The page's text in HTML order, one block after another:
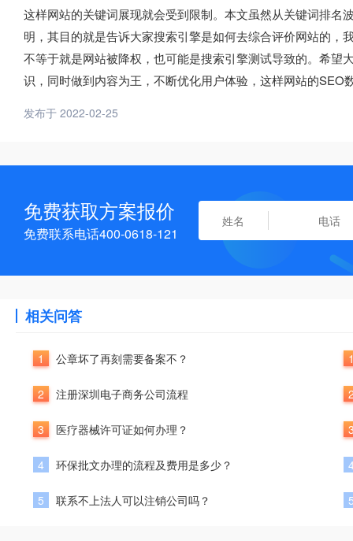
这样网站的关键词展现就会受到限制。本文虽然从关键词排
明，其目的就是告诉大家搜索引擎是如何去综合评价网站的
不等于就是网站被降权，也可能是搜索引擎测试导致的。希望
识，同时做到内容为王，不断优化用户体验，这样网站的SEO
发布于 2022-02-25
免费获取方案报价
免费联系电话400-0618-121
相关问答
1 公章坏了再刻需要备案不？
2 注册深圳电子商务公司流程
3 医疗器械许可证如何办理？
4 环保批文办理的流程及费用是多少？
5 联系不上法人可以注销公司吗？